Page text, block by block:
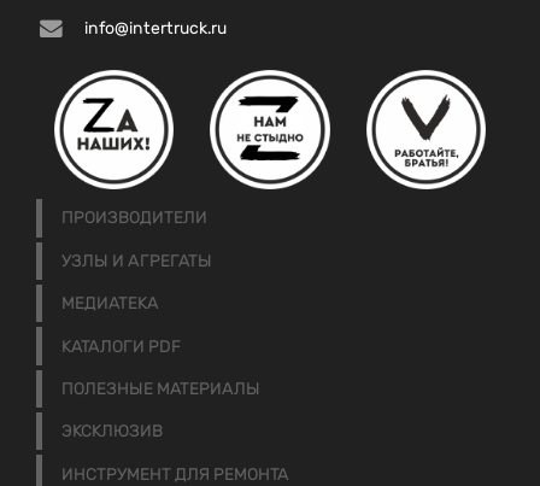
info@intertruck.ru
ПРОИЗВОДИТЕЛИ
УЗЛЫ И АГРЕГАТЫ
МЕДИАТЕКА
КАТАЛОГИ PDF
ПОЛЕЗНЫЕ МАТЕРИАЛЫ
ЭКСКЛЮЗИВ
ИНСТРУМЕНТ ДЛЯ РЕМОНТА